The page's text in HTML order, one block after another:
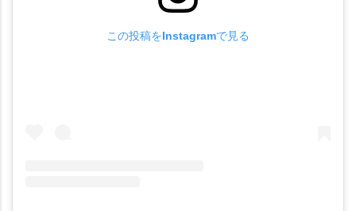
この投稿をInstagramで見る